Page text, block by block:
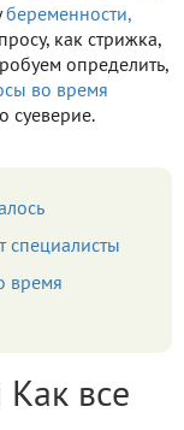
беременности,
как стрижка,
определить,
во время
суеверие.
специалисты
время
Как все